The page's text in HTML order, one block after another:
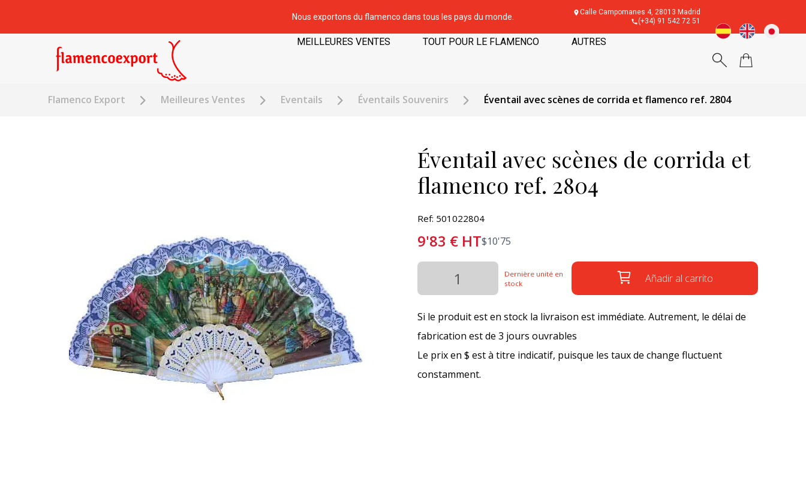
Nous exportons du flamenco dans tous les pays du monde.
Calle Campomanes 4, 28013 Madrid
(+34) 91 542 72 51
MEILLEURES VENTES TOUT POUR LE FLAMENCO AUTRES
Flamenco Export Meilleures Ventes Eventails Éventails Souvenirs Éventail avec scènes de corrida et flamenco ref. 2804
Éventail avec scènes de corrida et
flamenco ref. 2804
Ref: 501022804
9'83 € HT$10'75
Dernière unité en
stock
Añadir al carrito
Si le produit est en stock la livraison est immédiate. Autrement, le délai de
fabrication est de 3 jours ouvrables
Le prix en $ est à titre indicatif, puisque les taux de change fluctuent
constamment.